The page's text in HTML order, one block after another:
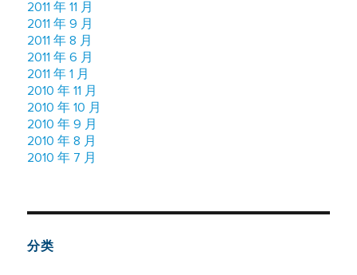
2011 年 11 月
2011 年 9 月
2011 年 8 月
2011 年 6 月
2011 年 1 月
2010 年 11 月
2010 年 10 月
2010 年 9 月
2010 年 8 月
2010 年 7 月
分类